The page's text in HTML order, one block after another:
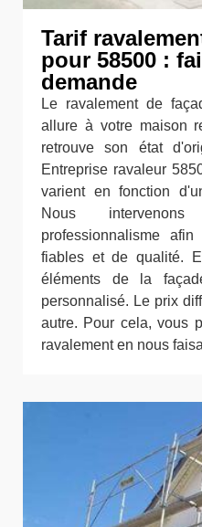
Tarif
pour 58500 :
demande
Le ravalement de
allure à votre maison
retrouve son état
Entreprise ravaleur
varient en fonction
Nous
professionnalisme
fiables et de qualité.
éléments de la
personnalisé. Le prix
autre. Pour cela, vous
ravalement en nous